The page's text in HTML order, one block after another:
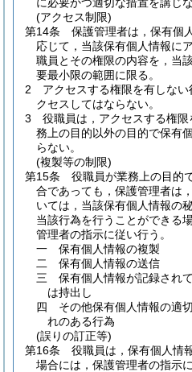
(アクセス制限)
第14条
保護管理者は，保有個
応じて，当該保有個人情報に
職員とその権限の内容を，当
要最小限の範囲に限る。
2
アクセスする権限を有しな
クセスしてはならない。
3
役職員は，アクセスする権
務上の目的以外の目的で保有
らない。
(複製等の制限)
第15条
役職員が業務上の目的
合であっても，保護管理者は，
いては，当該保有個人情報の
当該行為を行うことができる
管理者の指示に従い行う。
一
保有個人情報の複製
二
保有個人情報の送信
三
保有個人情報が記録され
は持出し
四
その他保有個人情報の適
れのある行為
(誤りの訂正等)
第16条
役職員は，保有個人情
場合には，保護管理者の指示